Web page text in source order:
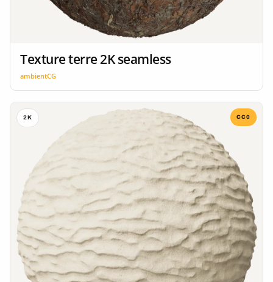
Texture terre 2K seamless
ambientCG
2K CC0